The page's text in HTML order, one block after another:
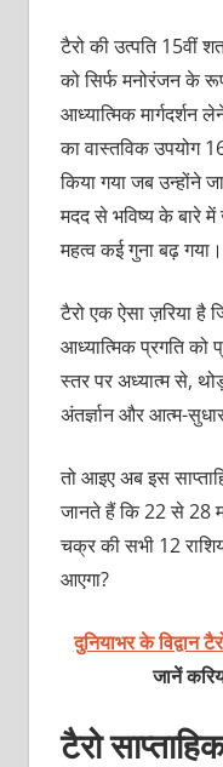
टैरो की उत्पति 15वीं
को सिर्फ मनोरंजन के
आध्‍यात्मिक मार्गदर्शन
का वास्तविक उपयोग
किया गया जब उन्होंने
मदद से भविष्य के बारे
महत्व कई गुना बढ़ गया।
टैरो एक ऐसा ज़रिया
आध्यात्मिक प्रगति
स्‍तर पर अध्‍यात्‍म से,
अंतर्ज्ञान और आत्म-
तो आइए अब इस
जानते हैं कि 22 से 28
चक्र की सभी 12
आएगा?
दुनियाभर के विद्वान
जानें
टैरो